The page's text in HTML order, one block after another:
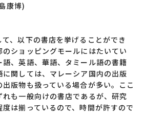
康博)
、以下の書店を挙げることができ
ショッピングモールにはたいてい
、英語、華語、タミール語の書籍
関しては、マレーシア国内の出版
版物も扱っている場合が多い。ここ
も一般向けの書店であるが、研究
は揃っているので、時間が許すので